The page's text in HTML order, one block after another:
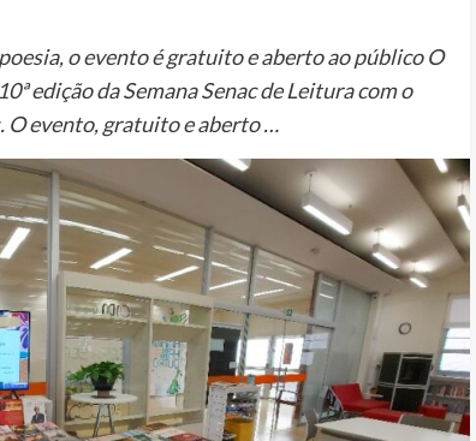
o evento é gratuito e aberto ao público O
edição da Semana Senac de Leitura com o
O evento, gratuito e aberto …